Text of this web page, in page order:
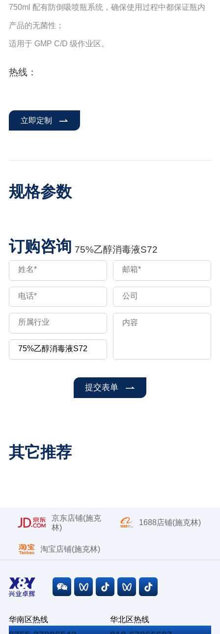
750ml 配有防倒吸喷瓶系统，确保使用过程中都保证瓶内
产品的无菌性；
适用于 GMP C/D 级作业区。
热线：
立即定制
规格参数
订购咨询 75%乙醇消毒液S72
提交表单
其它推荐
京东店铺(施克
林)
1688店铺(施克林)
淘宝店铺(施克林)
华南区热线 华北区热线